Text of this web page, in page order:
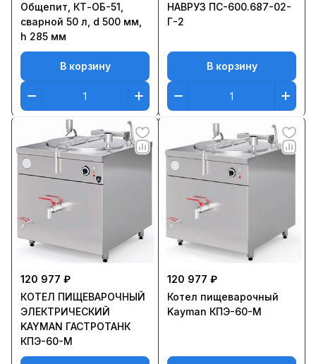
Общепит, КТ-ОБ-51,
сварной 50 л, d 500 мм,
h 285 мм
В корзину
НАВРУЗ ПС-600.687-02-
Г-2
В корзину
120 977 ₽
КOТЕЛ ПИЩЕВАРОЧНЫЙ
ЭЛЕКТРИЧЕСКИЙ
KAYMAN ГАСТРОТАНК
КПЭ-60-М
120 977 ₽
Котел пищеварочный
Kayman КПЭ-60-М